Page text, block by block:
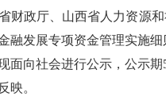
财政厅、山西省人力资源
融发展专项资金管理实施
面向社会进行公示，公示
映。